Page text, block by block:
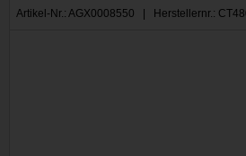
Artikel-Nr.: AGX0008550 | Herstellernr.: